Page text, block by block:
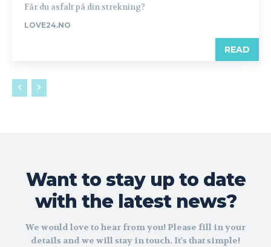
Får du asfalt på din strekning?
LOVE24.NO
READ
Want to stay up to date
with the latest news?
We would love to hear from you! Please fill in your
details and we will stay in touch. It's that simple!